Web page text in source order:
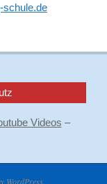
schule.de
Videos –
WordPress